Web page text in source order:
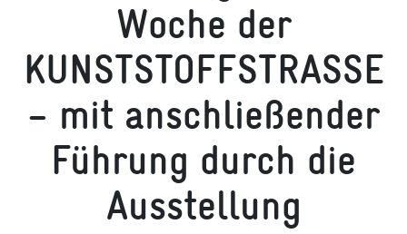
Woche der
KUNSTSTOFFSTRASSE
– mit anschließender
Führung durch die
Ausstellung